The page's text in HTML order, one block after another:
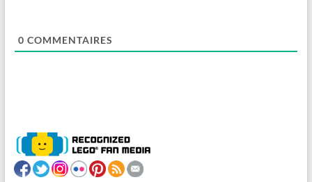
0 COMMENTAIRES